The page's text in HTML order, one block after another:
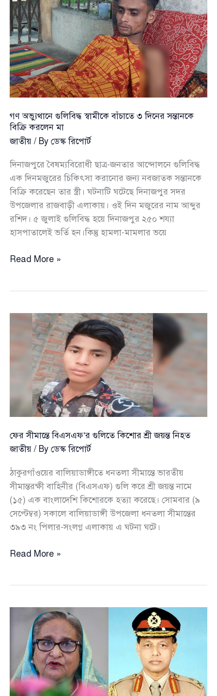
আনার
উদ্যোগ
নিচ্ছে
বাংলাদেশ
গণ অভ্যুথানে গুলিবিদ্ধ স্বামীকে বাঁচাতে ৩ দিনের সন্তানকে
বিক্রি করলেন মা
জাতীয় / By ডেস্ক রিপোর্ট
দিনাজপুরে বৈষম্যবিরোধী ছাত্র-জনতার আন্দোলনে গুলিবিদ্ধ
এক দিনমজুরের চিকিৎসা করানোর জন্য নবজাতক সন্তানকে
বিক্রি করেছেন তার স্ত্রী। ঘটনাটি ঘটেছে দিনাজপুর সদর
উপজেলার রাজবাড়ী এলাকায়। ওই দিন মজুরের নাম আব্দুর
রশিদ। ৫ জুলাই গুলিবিদ্ধ হয়ে দিনাজপুর ২৫০ শয্যা
হাসপাতালেই ভর্তি হন।কিন্তু হামলা-মামলার ভয়ে
গণ
বাঁচাতে
সন্তানকে
করলেন
Read More »
ফের সীমান্তে বিএসএফ’র গুলিতে কিশোর শ্রী জয়ন্ত নিহত
জাতীয় / By ডেস্ক রিপোর্ট
ঠাকুরগাঁওয়ের বালিয়াডাঙ্গীতে ধনতলা সীমান্তে ভারতীয়
সীমান্তরক্ষী বাহিনীর (বিএসএফ) গুলি করে শ্রী জয়ন্ত নামে
(১৫) এক বাংলাদেশি কিশোরকে হত্যা করেছে। সোমবার (৯
সেপ্টেম্বর) সকালে বালিয়াডাঙ্গী উপজেলা ধনতলা সীমান্তের
৩৯৩ নং পিলার-সংলগ্ন এলাকায় এ ঘটনা ঘটে।
ফের
কিশোর
নিহত
Read More »